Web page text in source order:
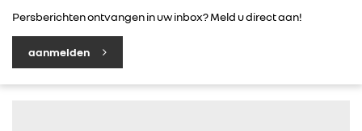
Persberichten ontvangen in uw inbox? Meld u direct aan!
aanmelden